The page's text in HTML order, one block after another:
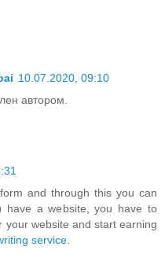
10.07.2020, 09:10
автором.
and through this you can
a website, you have to
your website and start earning
service